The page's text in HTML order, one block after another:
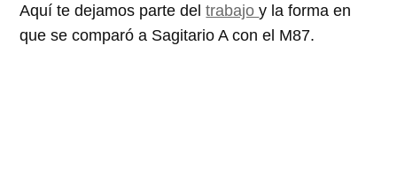
Aquí te dejamos parte deltrabajoy la forma en
que se comparó a Sagitario A con el M87.